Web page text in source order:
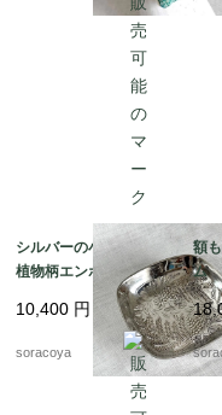
シルバーの小物入れ
植物柄エンボス gelb
社製 シルバープレー
ト 12otec11
10,400 円
soracoya
額
ム
く
チ
語